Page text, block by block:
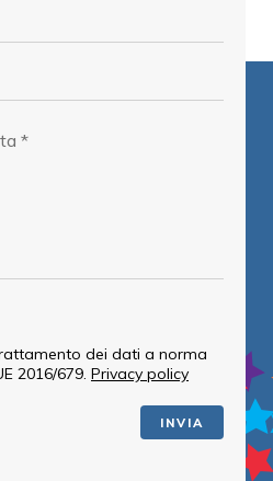
dei dati a norma
2016/679. Privacy policy
INVIA